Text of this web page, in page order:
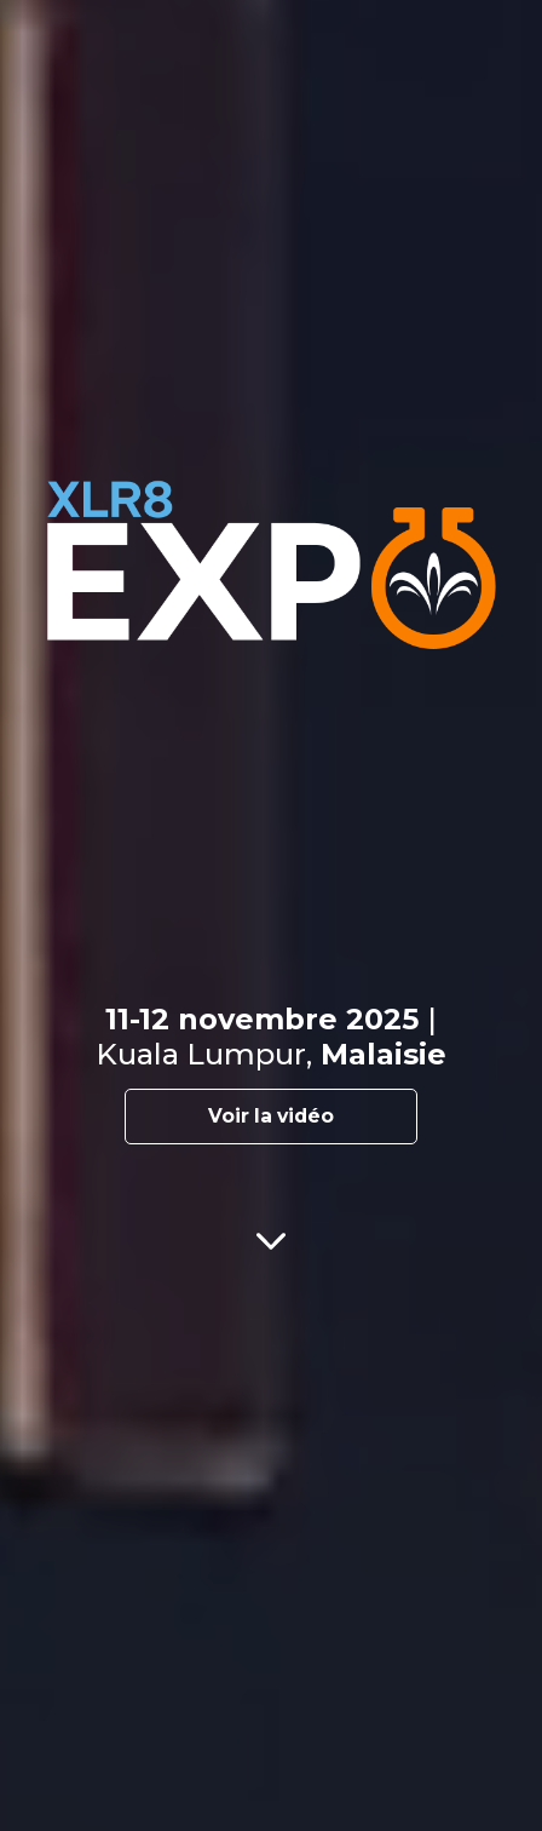
11-12 novembre 2025 |
Kuala Lumpur, Malaisie
Voir la vidéo